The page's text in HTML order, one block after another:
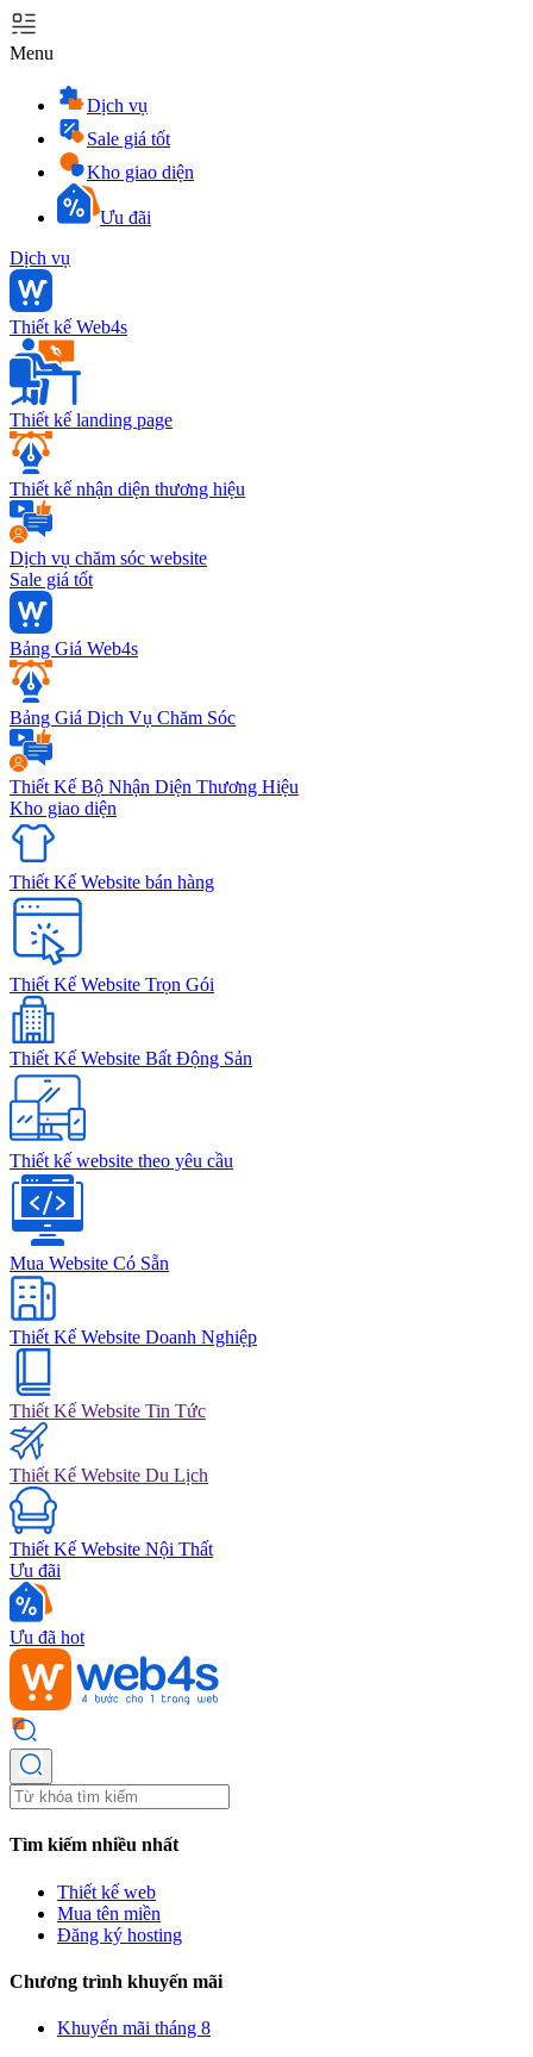
Menu
Dịch vụ
Sale giá tốt
Kho giao diện
Ưu đãi
Dịch vụ
Thiết kế Web4s
Thiết kế landing page
Thiết kế nhận diện thương hiệu
Dịch vụ chăm sóc website
Sale giá tốt
Bảng Giá Web4s
Bảng Giá Dịch Vụ Chăm Sóc
Thiết Kế Bộ Nhận Diện Thương Hiệu
Kho giao diện
Thiết Kế Website bán hàng
Thiết Kế Website Trọn Gói
Thiết Kế Website Bất Động Sản
Thiết kế website theo yêu cầu
Mua Website Có Sẵn
Thiết Kế Website Doanh Nghiệp
Thiết Kế Website Tin Tức
Thiết Kế Website Du Lịch
Thiết Kế Website Nội Thất
Ưu đãi
Ưu đã hot
Tìm kiếm nhiều nhất
Thiết kế web
Mua tên miền
Đăng ký hosting
Chương trình khuyến mãi
Khuyến mãi tháng 8